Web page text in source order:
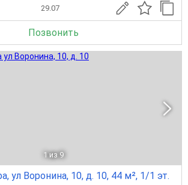
29.07
Позвонить
1 из 9
ул Воронина, 10, д. 10, 44 м², 1/1 эт.